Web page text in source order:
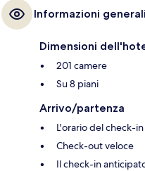
Informazioni generali
Dimensioni
201 camere
Su 8 piani
Arrivo/partenza
L'orario del check-
Check-out veloce
Il check-in